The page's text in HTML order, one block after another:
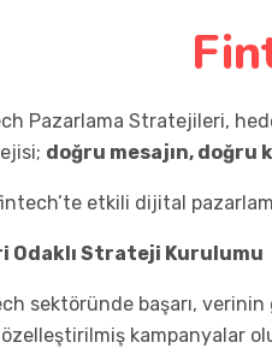
Pazarlama Stratejileri,
doğru mesajın, doğru
etkili dijital
Odaklı Strateji Kurulumu
sektöründe başarı,
kampanyalar